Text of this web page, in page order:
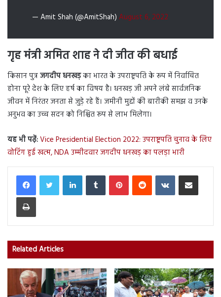
— Amit Shah (@AmitShah) August 6, 2022
गृह मंत्री अमित शाह ने दी जीत की बधाई
किसान पुत्रजगदीप धनखड़का भारत के उपराष्ट्रपति के रूप में निर्वाचित
होना पूरे देश के लिए हर्ष का विषय है। धनखड़ जी अपने लंबे सार्वजनिक
जीवन में निरंतर जनता से जुड़े रहे हैं। जमीनी मुद्दों की बारीकी समझ व उनके
अनुभव का उच्च सदन को निश्चित रूप से लाभ मिलेगा।
यह भी पढ़ें:Vice Presidential Election 2022: उपराष्ट्रपति चुनाव के लिए
वोटिंग हुई खत्म, NDA उम्मीदवार जगदीप धनखड़ का पलड़ा भारी
LinkedInTumblr PinterestReddit VKontakteShare via Email
Print
Related Articles